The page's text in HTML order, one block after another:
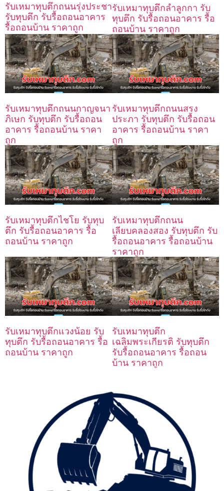
รับเหมาทุบตึกถนนรุ่งประชา
รับทุบตึก รับรื้อถอนอาคาร
รื้อถอนบ้าน ราคาถูก
รับเหมาทุบตึกลำลูกกา รับ
ทุบตึก รับรื้อถอนอาคาร รื้อ
ถอนบ้าน ราคาถูก
รับเหมาทุบตึกถนนกาญจนา
ภิเษก รับทุบตึก รับรื้อถอน
อาคาร รื้อถอนบ้าน ราคา
ถูก
รับเหมาทุบตึกถนนสรง
ประภา รับทุบตึก รับรื้อถอน
อาคาร รื้อถอนบ้าน ราคา
ถูก
รับเหมาทุบตึกไชโย รับทุบ
ตึก รับรื้อถอนอาคาร รื้อ
ถอนบ้าน ราคาถูก
รับเหมาทุบตึกถนน
เลียบคลองสอง รับทุบตึก รับ
รื้อถอนอาคาร รื้อถอนบ้าน
ราคาถูก
รับเหมาทุบตึกแวงน้อย รับ
ทุบตึก รับรื้อถอนอาคาร รื้อ
ถอนบ้าน ราคาถูก
รับเหมาทุบตึก
เฉลิมพระเกียรติ รับทุบตึก
รับรื้อถอนอาคาร รื้อถอน
บ้าน ราคาถูก